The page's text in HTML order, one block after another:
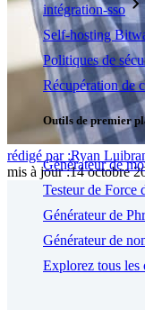
intégration-sso
Self-hosting
Politiques de
Récupération de
Outils de premier
Générateur de
Testeur de Force
Générateur de
Générateur de
Explorez tous les
rédigé par :Ryan
mis à jour:14 octobre